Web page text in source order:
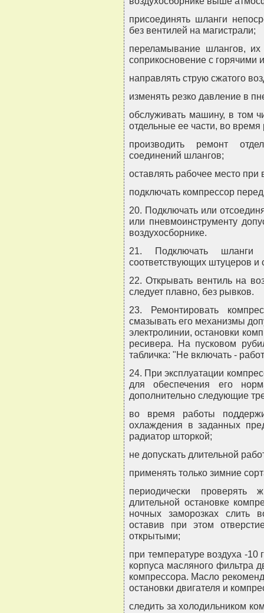
присоединять шланги
без вентилей на магистрали;
переламывание шлангов,
соприкосновение с
направлять струю сжатого
изменять резко давление в
обслуживать машину, в том
отдельные ее части, во
производить ремонт
соединений шлангов;
оставлять рабочее место при
подключать компрессор
20. Подключать или
или пневмоинструменту
воздухосборнике.
21. Подключать шланги
соответствующих штуцеров и
22. Открывать вентиль на
следует плавно, без рывков.
23. Ремонтировать
смазывать его механизмы
электролинии, остановки
ресивера. На пусковом
табличка: "Не включать -
24. При эксплуатации
для обеспечения его
дополнительно следующие
во время работы
охлаждения в заданных
радиатор шторкой;
не допускать длительной
применять только зимние
периодически
длительной остановке
ночных заморозках слить
оставив при этом
открытыми;
при температуре воздуха -10
корпуса масляного фильтра
компрессора. Масло
остановки двигателя и
следить за холодильником